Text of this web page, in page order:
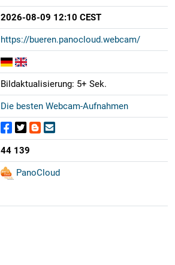
2026-08-09 12:10 CEST
https://bueren.panocloud.webcam/
Bildaktualisierung: 5+ Sek.
Die besten Webcam-Aufnahmen
44 139
PanoCloud